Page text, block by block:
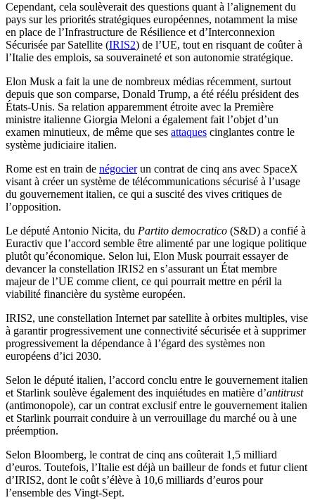
Cependant, cela soulèverait des questions quant à l’alignement du
pays sur les priorités stratégiques européennes, notamment la mise
en place de l’Infrastructure de Résilience et d’Interconnexion
Sécurisée par Satellite (IRIS2) de l’UE, tout en risquant de coûter à
l’Italie des emplois, sa souveraineté et son autonomie stratégique.
Elon Musk a fait la une de nombreux médias récemment, surtout
depuis que son comparse, Donald Trump, a été réélu président des
États-Unis. Sa relation apparemment étroite avec la Première
ministre italienne Giorgia Meloni a également fait l’objet d’un
examen minutieux, de même que ses attaques cinglantes contre le
système judiciaire italien.
Rome est en train de négocierun contrat de cinq ans avec SpaceX
visant à créer un système de télécommunications sécurisé à l’usage
du gouvernement italien, ce qui a suscité des vives critiques de
l’opposition.
Le député Antonio Nicita, du Partito democratico (S&D) a confié à
Euractiv que l’accord semble être alimenté par une logique politique
plutôt qu’économique. Selon lui, Elon Musk pourrait essayer de
devancer la constellation IRIS2 en s’assurant un État membre
majeur de l’UE comme client, ce qui pourrait mettre en péril la
viabilité financière du système européen.
IRIS2, une constellation Internet par satellite à orbites multiples, vise
à garantir progressivement une connectivité sécurisée et à supprimer
progressivement la dépendance à l’égard des systèmes non
européens d’ici 2030.
Selon le député italien, l’accord conclu entre le gouvernement italien
et Starlink soulève également des inquiétudes en matière d’antitrust
(antimonopole), car un contrat exclusif entre le gouvernement italien
et Starlink pourrait conduire à un verrouillage du marché ou à une
préemption.
Selon Bloomberg, le contrat de cinq ans coûterait 1,5 milliard
d’euros. Toutefois, l’Italie est déjà un bailleur de fonds et futur client
d’IRIS2, dont le coût s’élève à 10,6 milliards d’euros pour
l’ensemble des Vingt-Sept.